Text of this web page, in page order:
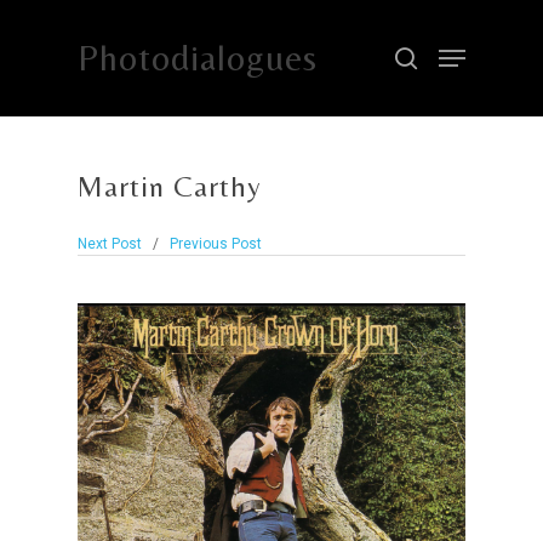
Photodialogues
Martin Carthy
Next Post / Previous Post